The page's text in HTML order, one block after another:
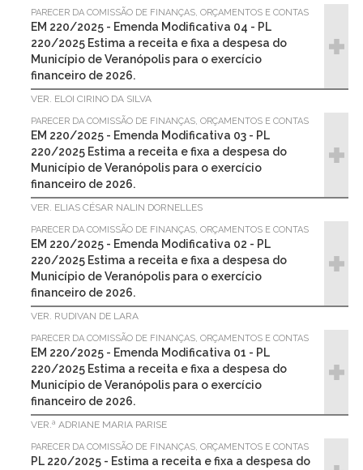
PARECER DA COMISSÃO DE FINANÇAS, ORÇAMENTOS E CONTAS
EM 220/2025 - Emenda Modificativa 04 - PL
220/2025 Estima a receita e fixa a despesa do
Município de Veranópolis para o exercício
financeiro de 2026.
VER. ELOI CIRINO DA SILVA
PARECER DA COMISSÃO DE FINANÇAS, ORÇAMENTOS E CONTAS
EM 220/2025 - Emenda Modificativa 03 - PL
220/2025 Estima a receita e fixa a despesa do
Município de Veranópolis para o exercício
financeiro de 2026.
VER. ELIAS CÉSAR NALIN DORNELLES
PARECER DA COMISSÃO DE FINANÇAS, ORÇAMENTOS E CONTAS
EM 220/2025 - Emenda Modificativa 02 - PL
220/2025 Estima a receita e fixa a despesa do
Município de Veranópolis para o exercício
financeiro de 2026.
VER. RUDIVAN DE LARA
PARECER DA COMISSÃO DE FINANÇAS, ORÇAMENTOS E CONTAS
EM 220/2025 - Emenda Modificativa 01 - PL
220/2025 Estima a receita e fixa a despesa do
Município de Veranópolis para o exercício
financeiro de 2026.
VER.ª ADRIANE MARIA PARISE
PARECER DA COMISSÃO DE FINANÇAS, ORÇAMENTOS E CONTAS
PL 220/2025 - Estima a receita e fixa a despesa do